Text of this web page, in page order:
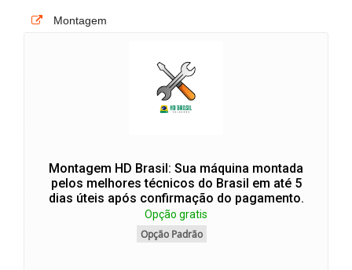
Montagem
Montagem HD Brasil: Sua máquina montada
pelos melhores técnicos do Brasil em até 5
dias úteis após confirmação do pagamento.
Opção gratis
Opção Padrão